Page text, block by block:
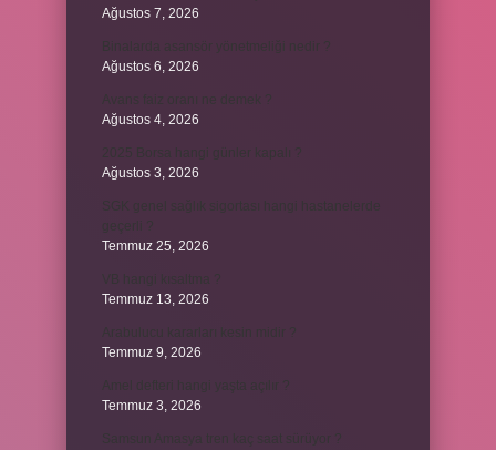
Ağustos 7, 2026
Binalarda asansör yönetmeliği nedir ?
Ağustos 6, 2026
Ağustos 4, 2026
2025 Borsa hangi günler kapalı ?
Ağustos 3, 2026
Temmuz 25, 2026
Temmuz 13, 2026
Temmuz 9, 2026
Temmuz 3, 2026